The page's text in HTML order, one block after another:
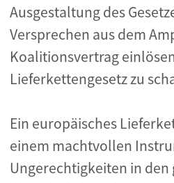
Ausgestaltung des
Versprechen aus dem
Koalitionsvertrag
Lieferkettengesetz zu
Ein europäisches
einem machtvollen
Ungerechtigkeiten in